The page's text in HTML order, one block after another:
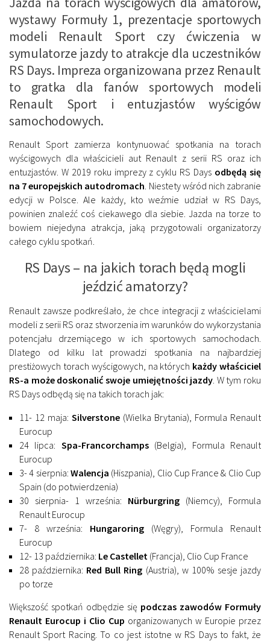
wystawy Formuły 1, prezentacje sportowych
modeli Renault Sport czy ćwiczenia w
symulatorze jazdy to atrakcje dla uczestników
RS Days. Impreza organizowana przez Renault
to gratka dla fanów sportowych modeli
Renault Sport i entuzjastów wyścigów
samochodowych.
Renault Sport zamierza kontynuować spotkania na torach
wyścigowych dla właścicieli aut Renault z serii RS oraz ich
entuzjastów. W 2019 roku imprezy z cyklu RS Days odbędą się
na 7 europejskich autodromach . Niestety wśród nich zabranie
edycji w Polsce. Ale każdy, kto weźmie udział w RS Days,
powinien znaleźć coś ciekawego dla siebie. Jazda na torze to
bowiem niejedyna atrakcja, jaką przygotowali organizatorzy
całego cyklu spotkań.
RS Days – na jakich torach będą mogli
jeździć amatorzy?
Renault zawsze podkreślało, że chce integracji z właścicielami
modeli z serii RS oraz stworzenia im warunków do wykorzystania
potencjału drzemiącego w ich sportowych samochodach.
Dlatego od kilku lat prowadzi spotkania na najbardziej
prestiżowych torach wyścigowych, na których każdy właściciel
RS-a może doskonalić swoje umiejętności jazdy . W tym roku
RS Days odbędą się na takich torach jak:
11- 12 maja: Silverstone (Wielka Brytania), Formula Renault
Eurocup
24 lipca: Spa-Francorchamps(Belgia), Formula Renault
Eurocup
3- 4 sierpnia: Walencja (Hiszpania), Clio Cup France & Clio Cup
Spain (do potwierdzenia)
30 sierpnia- 1 września: Nürburgring (Niemcy), Formula
Renault Eurocup
7- 8 września: Hungaroring (Węgry), Formula Renault
Eurocup
12- 13 października: Le Castellet (Francja), Clio Cup France
28 października: Red Bull Ring (Austria), w 100% sesje jazdy
po torze
Większość spotkań odbędzie się podczas zawodów Formuły
Renault Eurocup i Clio Cup organizowanych w Europie przez
Renault Sport Racing. To co jest istotne w RS Days to fakt, że